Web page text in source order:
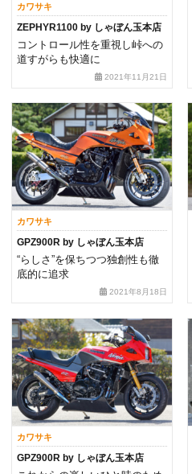
カワサキ
ZEPHYR1100 by しゃぼん玉本店
コントロール性を重視し峠への
道すがらも快適に
2021年11月21日
カワサキ
GPZ900R by しゃぼん玉本店
“らしさ”を保ちつつ独創性も徹
底的に追求
2021年8月18日
カワサキ
GPZ900R by しゃぼん玉本店